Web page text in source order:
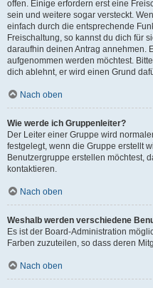
offen. Einige erfordern erst eine
sein und weitere sogar versteckt.
einfach durch die entsprechende
Freischaltung, so kannst du dich für
daraufhin deinen Antrag annehmen.
aufgenommen werden möchtest.
dich ablehnt, er wird einen Grund
Nach oben
Wie werde ich Gruppenleiter?
Der Leiter einer Gruppe wird
festgelegt, wenn die Gruppe erstellt
Benutzergruppe erstellen möchtest,
kontaktieren.
Nach oben
Weshalb werden verschiedene
Es ist der Board-Administration
Farben zuzuteilen, so dass deren
Nach oben